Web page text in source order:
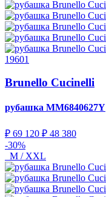
19601
Brunello Cucinelli
рубашка MM6840627Y
₽ 69 120 ₽ 48 380
-30%
M / XXL